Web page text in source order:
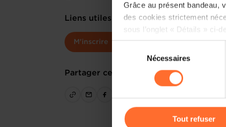
Grâce au présent bandeau,
des cookies strictement
sous l’onglet « Détails » ci-
Il est précisé que la
sociaux, sauvegarde des
cas de refus de tous les
gauche de chaque page.
consentement
Nécessaires
Tout refuser
Liens utiles
M'inscrire
Partager cet article